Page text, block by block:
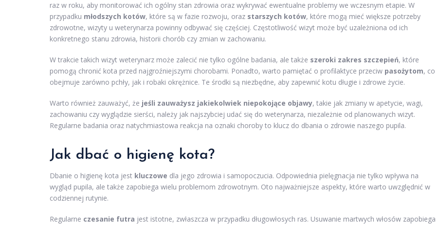
raz w roku, aby monitorować ich ogólny stan zdrowia oraz wykrywać ewentualne problemy we wczesnym etapie. W
przypadku młodszych kotów, które są w fazie rozwoju, oraz starszych kotów, które mogą mieć większe potrzeby
zdrowotne, wizyty u weterynarza powinny odbywać się częściej. Częstotliwość wizyt może być uzależniona od ich
konkretnego stanu zdrowia, historii chorób czy zmian w zachowaniu.
W trakcie takich wizyt weterynarz może zalecić nie tylko ogólne badania, ale także szeroki zakres szczepień, które
pomogą chronić kota przed najgroźniejszymi chorobami. Ponadto, warto pamiętać o profilaktyce przeciw pasożytom, co
obejmuje zarówno pchły, jak i robaki okrężnice. Te środki są niezbędne, aby zapewnić kotu długie i zdrowe życie.
Warto również zauważyć, że jeśli zauważysz jakiekolwiek niepokojące objawy, takie jak zmiany w apetycie, wagi,
zachowaniu czy wyglądzie sierści, należy jak najszybciej udać się do weterynarza, niezależnie od planowanych wizyt.
Regularne badania oraz natychmiastowa reakcja na oznaki choroby to klucz do dbania o zdrowie naszego pupila.
Jak dbać o higienę kota?
Dbanie o higienę kota jest kluczowe dla jego zdrowia i samopoczucia. Odpowiednia pielęgnacja nie tylko wpływa na
wygląd pupila, ale także zapobiega wielu problemom zdrowotnym. Oto najważniejsze aspekty, które warto uwzględnić w
codziennej rutynie.
Regularne czesanie futra jest istotne, zwłaszcza w przypadku długowłosych ras. Usuwanie martwych włosów zapobiega